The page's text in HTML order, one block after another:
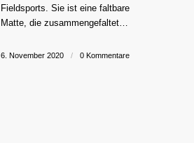
Fieldsports. Sie ist eine faltbare
Matte, die zusammengefaltet…
6. November 2020 / 0 Kommentare